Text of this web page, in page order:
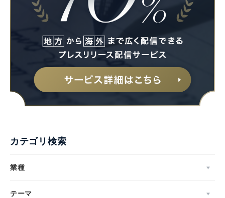
カテゴリ検索
業種
テーマ